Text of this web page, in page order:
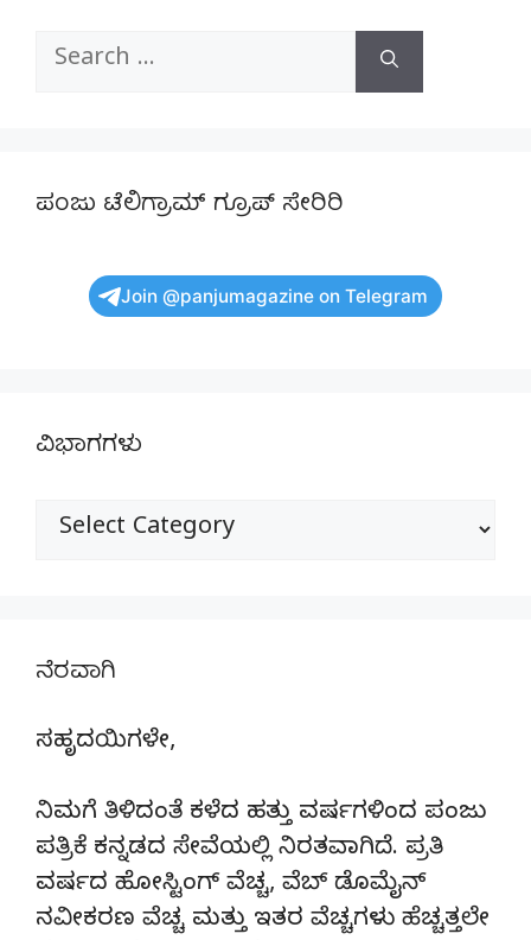
Search
ಪಂಜು ಟೆಲಿಗ್ರಾಮ್ ಗ್ರೂಪ್ ಸೇರಿರಿ
Join @panjumagazine on Telegram
ವಿಭಾಗಗಳು
ವಿಭಾಗಗಳು
ನೆರವಾಗಿ
ಸಹೃದಯಿಗಳೇ,
ನಿಮಗೆ ತಿಳಿದಂತೆ ಕಳೆದ ಹತ್ತು ವರ್ಷಗಳಿಂದ ಪಂಜು
ಪತ್ರಿಕೆ ಕನ್ನಡದ ಸೇವೆಯಲ್ಲಿ ನಿರತವಾಗಿದೆ. ಪ್ರತಿ
ವರ್ಷದ ಹೋಸ್ಟಿಂಗ್‌ ವೆಚ್ಚ, ವೆಬ್‌ ಡೊಮೈನ್‌
ನವೀಕರಣ ವೆಚ್ಚ ಮತ್ತು ಇತರ ವೆಚ್ಚಗಳು ಹೆಚ್ಚತ್ತಲೇ